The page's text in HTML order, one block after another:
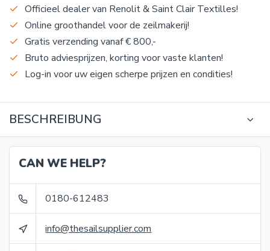
Officieel dealer van Renolit & Saint Clair Textilles!
Online groothandel voor de zeilmakerij!
Gratis verzending vanaf € 800,-
Bruto adviesprijzen, korting voor vaste klanten!
Log-in voor uw eigen scherpe prijzen en condities!
BESCHREIBUNG
CAN WE HELP?
0180-612483
info@thesailsupplier.com